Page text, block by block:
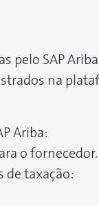
pelo SAP
na
Ariba:
o fornecedor.
de taxação: